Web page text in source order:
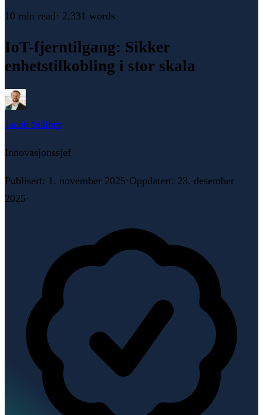
10 min read· 2,331 words
IoT-fjerntilgang: Sikker
enhetstilkobling i stor skala
Jacob Stålbro
Innovasjonssjef
Publisert: 1. november 2025·Oppdatert: 23. desember
2025·